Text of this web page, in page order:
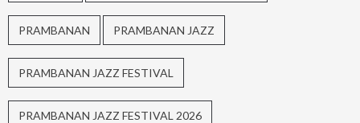
PRAMBANAN PRAMBANAN JAZZ
PRAMBANAN JAZZ FESTIVAL
PRAMBANAN JAZZ FESTIVAL 2026